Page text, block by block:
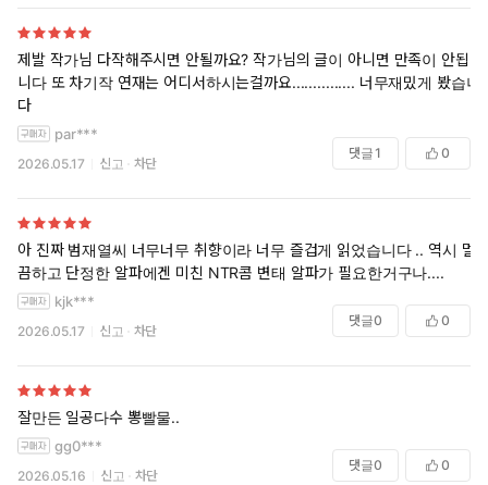
제발 작가님 다작해주시면 안될까요? 작가님의 글이 아니면 만족이 안됩
니다 또 차기작 연재는 어디서하시는걸까요............... 너무재밌게 봤습니
다
par***
2026.05.17 신고 차단
댓글 1 0
아 진짜 범재열씨 너무너무 취향이라 너무 즐겁게 읽었습니다 .. 역시 멀
끔하고 단정한 알파에겐 미친 NTR콤 변태 알파가 필요한거구나....
kjk***
2026.05.17 신고 차단
댓글0 0
잘만든 일공다수 뽕빨물..
gg0***
2026.05.16 신고 차단
댓글0 0